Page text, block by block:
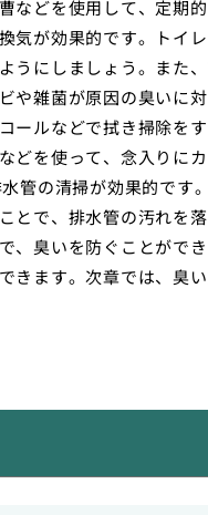
などを使用して、定期
気が効果的です。トイ
うにしましょう。また
や雑菌が原因の臭いに
ールなどで拭き掃除を
どを使って、念入りに
管の清掃が効果的です
とで、排水管の汚れを
、臭いを防ぐことがで
きます。次章では、臭